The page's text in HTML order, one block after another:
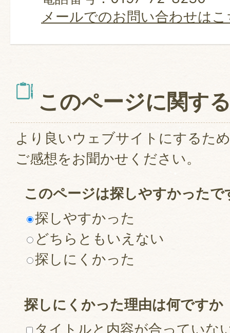
メールでのお問い合わせは
このページに関す
より良いウェブサイトにするた
ご感想をお聞かせください。
このページは探しやすかったで
探しやすかった
どちらともいえない
探しにくかった
探しにくかった理由は何ですか
タイトルと内容が合っていな